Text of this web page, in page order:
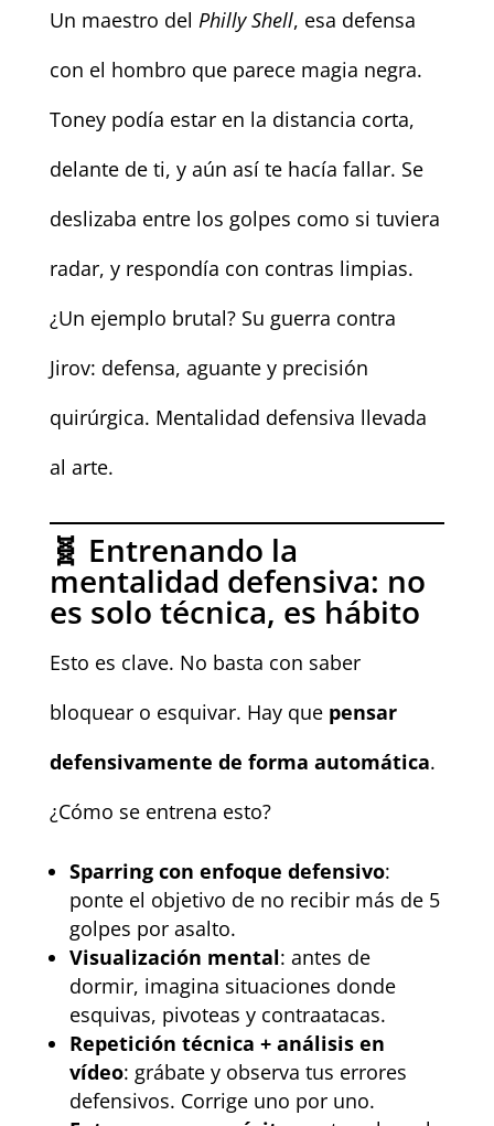
Un maestro del Philly Shell, esa defensa
con el hombro que parece magia negra.
Toney podía estar en la distancia corta,
delante de ti, y aún así te hacía fallar. Se
deslizaba entre los golpes como si tuviera
radar, y respondía con contras limpias.
¿Un ejemplo brutal? Su guerra contra
Jirov: defensa, aguante y precisión
quirúrgica. Mentalidad defensiva llevada
al arte.
🧬 Entrenando la
mentalidad defensiva: no
es solo técnica, es hábito
Esto es clave. No basta con saber
bloquear o esquivar. Hay que pensar
defensivamente de forma automática.
¿Cómo se entrena esto?
Sparring con enfoque defensivo:
ponte el objetivo de no recibir más de 5
golpes por asalto.
Visualización mental: antes de
dormir, imagina situaciones donde
esquivas, pivoteas y contraatacas.
Repetición técnica + análisis en
vídeo: grábate y observa tus errores
defensivos. Corrige uno por uno.